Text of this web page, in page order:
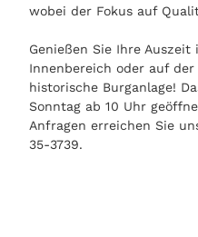
wobei der Fokus auf
Genießen Sie Ihre
Innenbereich oder auf
historische Burganlage!
Sonntag ab 10 Uhr
Anfragen erreichen Sie
35-3739.